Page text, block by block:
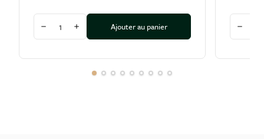
Diminuer la quantité
Augmenter la quantité
Ajouter au panier